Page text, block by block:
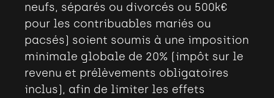
neufs, séparés ou divorcés ou 500k€
pour les contribuables mariés ou
pacsés) soient soumis à une imposition
minimale globale de 20% (impôt sur le
revenu et prélèvements obligatoires
inclus), afin de limiter les effets